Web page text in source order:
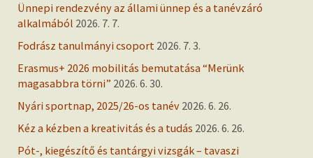
Ünnepi rendezvény az állami ünnep és a tanévzáró
alkalmából 2026. 7. 7.
Fodrász tanulmányi csoport 2026. 7. 3.
Erasmus+ 2026 mobilitás bemutatása “Merünk
magasabbra törni” 2026. 6. 30.
Nyári sportnap, 2025/26-os tanév 2026. 6. 26.
Kéz a kézben a kreativitás és a tudás 2026. 6. 26.
Pót-, kiegészítő és tantárgyi vizsgák – tavaszi